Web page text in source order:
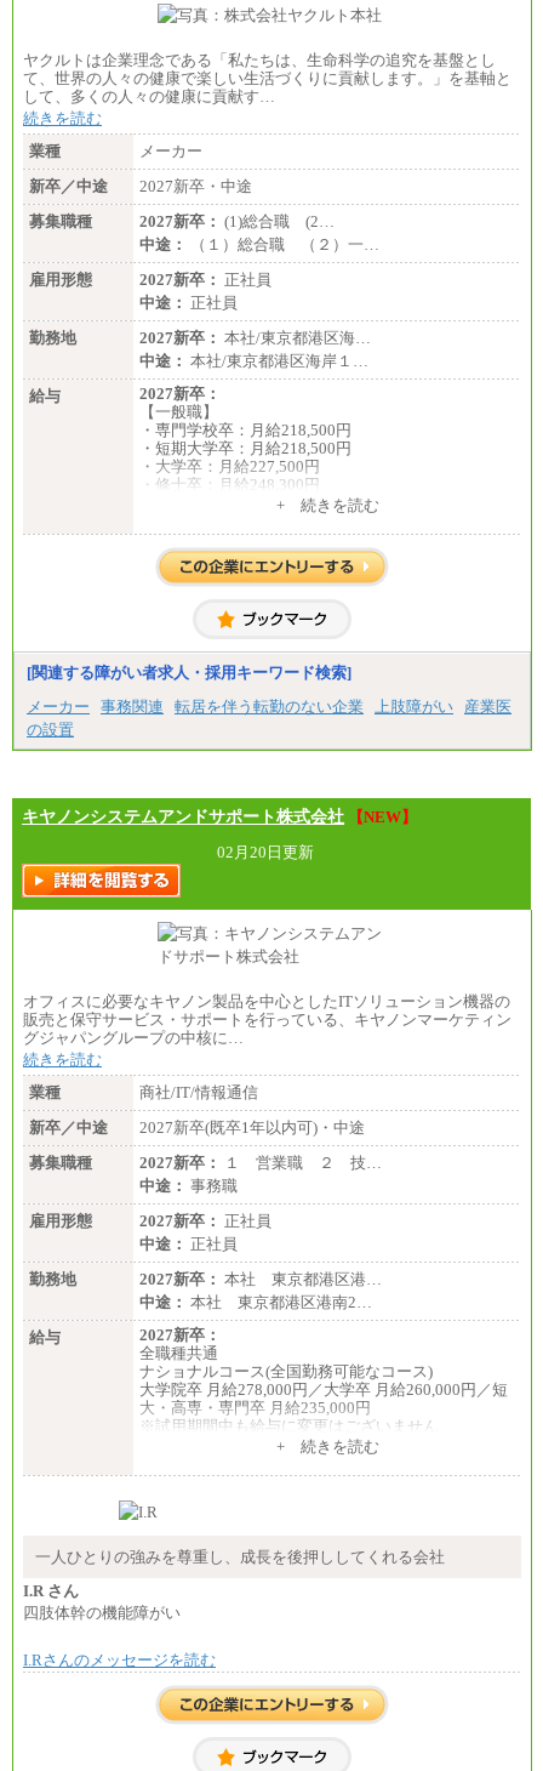
ヤクルトは企業理念である「私たちは、生命科学の追究を基盤とし
て、世界の人々の健康で楽しい生活づくりに貢献します。」を基軸と
して、多くの人々の健康に貢献す…
続きを読む
業種
メーカー
新卒／中途
2027新卒・中途
募集職種
2027新卒： (1)総合職 (2…
中途：
（１）総合職 （２）一…
雇用形態
2027新卒： 正社員
中途： 正社員
勤務地
2027新卒： 本社/東京都港区海…
中途： 本社/東京都港区海岸１…
給与
2027新卒：
【一般職】
・専門学校卒：月給218,500円
・短期大学卒：月給218,500円
・大学卒：月給227,500円
・修士卒：月給248,300円
・博士卒：月給257,300円
【総合職】
・大学卒：月給253,500円
・修士卒：月給261,500円
※2025年度実績
※試用期間3か月中も給与に変更はございません
中途：
全職種共通
最低月給200,000円以上
※試用期間中も給与に変更はございません
+ 続きを読む
[関連する障がい者求人・採用キーワード検索]
メーカー
事務関連 転居を伴う転勤のない企業 上肢障がい
産業医
の設置
キヤノンシステムアンドサポート株式会社
【NEW】
02月20日更新
オフィスに必要なキヤノン製品を中心としたITソリューション機器の
販売と保守サービス・サポートを行っている、キヤノンマーケティン
グジャパングループの中核に…
続きを読む
業種
商社/IT/情報通信
新卒／中途
2027新卒(既卒1年以内可)・中途
募集職種
2027新卒：
１ 営業職 ２ 技…
中途： 事務職
雇用形態
2027新卒： 正社員
中途： 正社員
勤務地
2027新卒： 本社 東京都港区港…
中途： 本社 東京都港区港南2…
給与
2027新卒：
全職種共通
ナショナルコース(全国勤務可能なコース)
大学院卒 月給278,000円／大学卒 月給260,000円／短
大・高専・専門卒 月給235,000円
※試用期間中も給与に変更はございません
大学院卒 月給264,000円／大学卒 月給250,000円／短
※試用期間中も給与に変更はございません
月給：250,000円～400,000円
+ 続きを読む
一人ひとりの強みを尊重し、成長を後押ししてくれる会社
I.R さん
四肢体幹の機能障がい
I.Rさんのメッセージを読む